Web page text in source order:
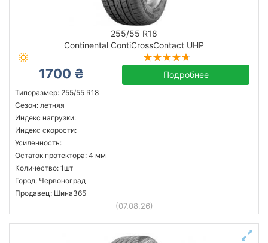
255/55 R18
Continental ContiCrossContact UHP
1700 ₴ Подробнее
Типоразмер: 255/55 R18
Сезон: летняя
Индекс нагрузки:
Индекс скорости:
Усиленность:
Остаток протектора: 4 мм
Количество: 1шт
Город: Червоноград
Продавец: Шина365
(07.08.26)